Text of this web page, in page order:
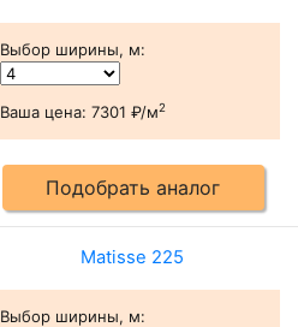
Выбор ширины, м:
Ваша цена: 7301 ₽/м2
Подобрать аналог
Matisse 225
Выбор ширины, м: